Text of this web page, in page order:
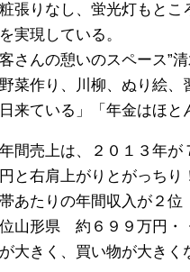
張りなし、蛍光灯もと
実現している。
さんの憩いのスペース”
菜作り、川柳、ぬり絵
来ている」「年金はほと
間売上は、２０１３年が
と右肩上がりとがっちり
あたりの年間収入が２
山形県 約６９９万円・
大きく、買い物が大きく